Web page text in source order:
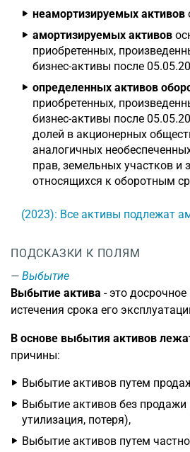
неамортизируемых активов
амортизируемых активов
приобретенных,
бизнес-активы после
определенных активов
приобретенных,
бизнес-активы после
долей в акционерных
аналогичных
прав, земельных участков и
относящихся к оборотным
(2023): Все активы подлежат
ПОДСКАЗКИ К ПОЛЯМ
Выбытие
Выбытие актива - это
истечения срока его
В основе выбытия активов
причины:
Выбытие активов путем
Выбытие активов без
утилизация, потеря),
Выбытие активов путем